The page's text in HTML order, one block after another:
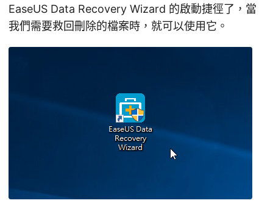
EaseUS Data Recovery Wizard 的啟動捷徑了，當
我們需要救回刪除的檔案時，就可以使用它。